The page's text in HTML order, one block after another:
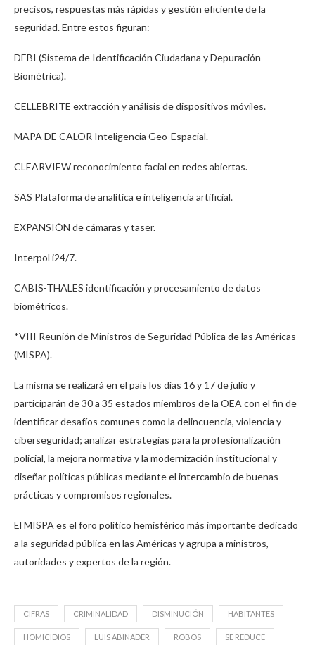
precisos, respuestas más rápidas y gestión eficiente de la
seguridad. Entre estos figuran:
DEBI (Sistema de Identificación Ciudadana y Depuración
Biométrica).
CELLEBRITE extracción y análisis de dispositivos móviles.
MAPA DE CALOR Inteligencia Geo-Espacial.
CLEARVIEW reconocimiento facial en redes abiertas.
SAS Plataforma de analítica e inteligencia artificial.
EXPANSIÓN de cámaras y taser.
Interpol i24/7.
CABIS-THALES identificación y procesamiento de datos
biométricos.
*VIII Reunión de Ministros de Seguridad Pública de las Américas
(MISPA).
La misma se realizará en el país los días 16 y 17 de julio y
participarán de 30 a 35 estados miembros de la OEA con el fin de
identificar desafíos comunes como la delincuencia, violencia y
ciberseguridad; analizar estrategias para la profesionalización
policial, la mejora normativa y la modernización institucional y
diseñar políticas públicas mediante el intercambio de buenas
prácticas y compromisos regionales.
El MISPA es el foro político hemisférico más importante dedicado
a la seguridad pública en las Américas y agrupa a ministros,
autoridades y expertos de la región.
CIFRAS CRIMINALIDAD DISMINUCIÓN HABITANTES
HOMICIDIOS LUIS ABINADER ROBOS SE REDUCE